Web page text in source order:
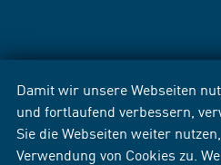
Damit wir unsere Webseiten
und fortlaufend verbessern,
Sie die Webseiten weiter
Verwendung von Cookies zu.